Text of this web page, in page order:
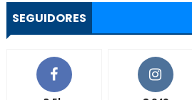
SEGUIDORES